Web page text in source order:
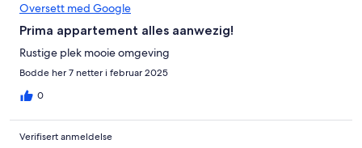
Oversett med Google
Prima appartement alles aanwezig!
Rustige plek mooie omgeving
Bodde her 7 netter i februar 2025
0
Verifisert anmeldelse